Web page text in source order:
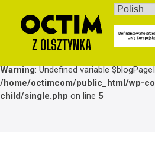
content
Warning: Undefined variable
/home/octimcom/public_html/wp-
child/single.php on line 5